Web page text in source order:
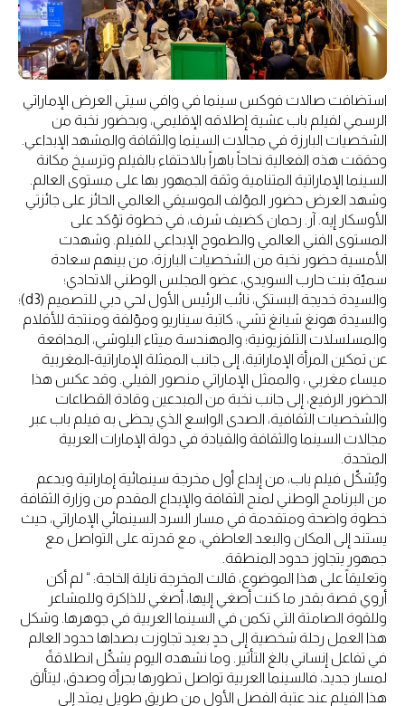
استضافت صالات فوكس سينما في وافي سيتي العرض الإماراتي
الرسمي لفيلم باب عشية إطلاقه الإقليمي، وبحضور نخبة من
الشخصيات البارزة في مجالات السينما والثقافة والمشهد الإبداعي.
وحققت هذه الفعالية نحاحاً باهراً بالاحتفاء بالفيلم وترسيخ مكانة
السينما الإماراتية المتنامية وثقة الجمهور بها على مستوى العالم.
وشهد العرض حضور المؤلف الموسيقي العالمي الحائز على جائزتي
الأوسكار إيه. آر. رحمان كضيف شرف، في خطوة تؤكد على
المستوى الفني العالمي والطموح الإبداعي للفيلم. وشهدت
الأمسية حضور نخبة من الشخصيات البارزة، من بينهم سعادة
سميّة بنت حارب السويدي، عضو المجلس الوطني الاتحادي؛
والسيدة خديجة البستكي، نائب الرئيس الأول لحي دبي للتصميم (d3)؛
والسيدة هونغ شيانغ تشي، كاتبة سيناريو ومؤلفة ومنتجة للأفلام
والمسلسلات التلفزيونية؛ والمهندسة ميثاء البلوشي، المدافعة
عن تمكين المرأة الإماراتية، إلى جانب الممثلة الإماراتية-المغربية
ميساء مغربي ، والممثل الإماراتي منصور الفيلي. وقد عكس هذا
الحضور الرفيع، إلى جانب نخبة من المبدعين وقادة القطاعات
والشخصيات الثقافية، الصدى الواسع الذي يحظى به فيلم باب عبر
مجالات السينما والثقافة والقيادة في دولة الإمارات العربية
المتحدة.
ويُشكّل فيلم باب، من إبداع أول مخرجة سينمائية إماراتية وبدعم
من البرنامج الوطني لمنح الثقافة والإبداع المقدم من وزارة الثقافة
خطوة واضحة ومتقدمة في مسار السرد السينمائي الإماراتي، حيث
يستند إلى المكان والبعد العاطفي، مع قدرته على التواصل مع
جمهور يتجاوز حدود المنطقة.
وتعليقاً على هذا الموضوع، قالت المخرجة نايلة الخاجة: “ لم أكن
أروي قصة بقدر ما كنت أصغي إليها، أصغي للذاكرة وللمشاعر
وللقوة الصامتة التي تكمن في السينما العربية في جوهرها. وشكل
هذا العمل رحلة شخصية إلى حدٍ بعيد تجاوزت بصداها حدود العالم
في تفاعل إنساني بالغ التأثير. وما نشهده اليوم يشكّل انطلاقةً
لمسار جديد، فالسينما العربية تواصل تطورها بجرأة وصدق، ليتألق
هذا الفيلم عند عتبة الفصل الأول من طريق طويل يمتد إلى